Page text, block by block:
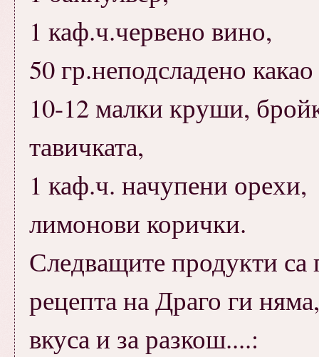
1 каф.ч.червено вино,
50 гр.неподсладено
10-12 малки круши,
тавичката,
1 каф.ч. начупени орехи,
лимонови корички.
Следващите продукти са
рецепта на Драго ги
вкуса и за разкош....: